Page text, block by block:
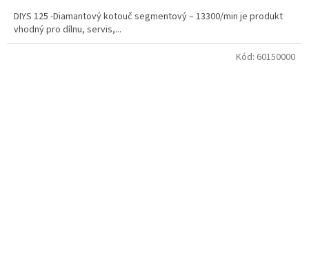
DIYS 125 -Diamantový kotouč segmentový – 13300/min je produkt
vhodný pro dílnu, servis,...
Kód: 60150000